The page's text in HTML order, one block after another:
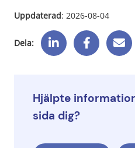
Uppdaterad: 2026-08-04
Dela:
Hjälpte
sida dig?